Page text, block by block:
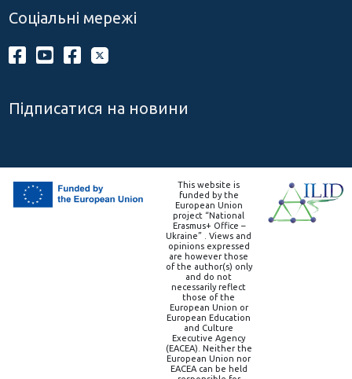
Соціальні мережі
Підписатися на новини
This website is
funded by the
European Union
project “National
Erasmus+ Office –
Ukraine” . Views and
opinions expressed
are however those
of the author(s) only
and do not
necessarily reflect
those of the
European Union or
European Education
and Culture
Executive Agency
(EACEA). Neither the
European Union nor
EACEA can be held